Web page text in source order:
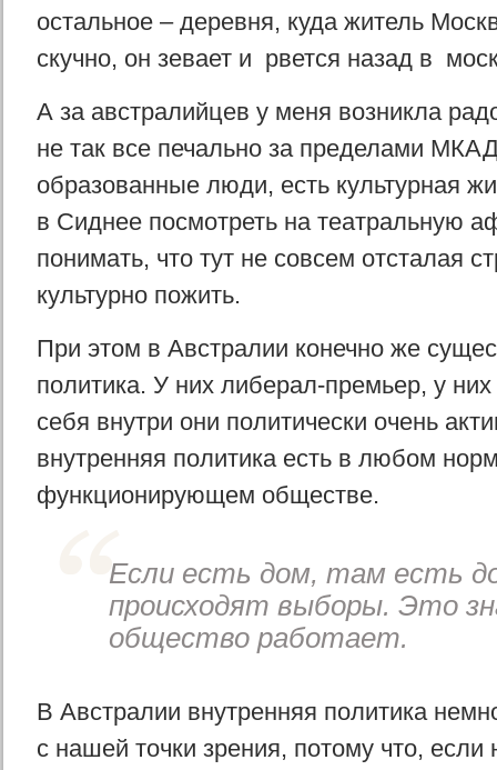
остальное – деревня, куда житель
скучно, он зевает и рвется назад в
А за австралийцев у меня возникла
не так все печально за пределами
образованные люди, есть культурная
в Сиднее посмотреть на театральную
понимать, что тут не совсем отсталая
культурно пожить.
При этом в Австралии конечно же
политика. У них либерал-премьер, у
себя внутри они политически очень
внутренняя политика есть в любом
функционирующем обществе.
Если есть дом, там есть
происходят выборы. Это
общество работает.
В Австралии внутренняя политика
с нашей точки зрения, потому что,